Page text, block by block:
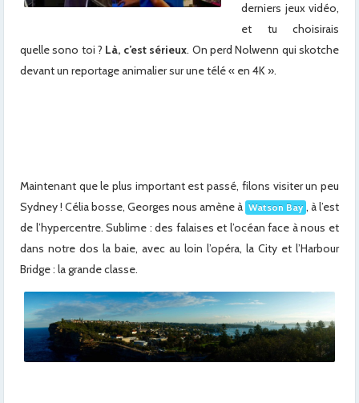
derniers jeux vidéo,
et tu choisirais
quelle sono toi ? Là, c’est sérieux. On perd Nolwenn qui skotche
devant un reportage animalier sur une télé « en 4K ».
Maintenant que le plus important est passé, filons visiter un peu
Sydney ! Célia bosse, Georges nous amène à Watson Bay , à l’est
de l’hypercentre. Sublime : des falaises et l’océan face à nous et
dans notre dos la baie, avec au loin l’opéra, la City et l’Harbour
Bridge : la grande classe.